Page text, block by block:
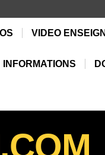
VIDEO
INFORMATIONS